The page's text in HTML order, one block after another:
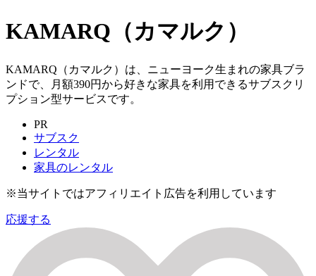
KAMARQ（カマルク）
KAMARQ（カマルク）は、ニューヨーク生まれの家具ブラ
ンドで、月額390円から好きな家具を利用できるサブスクリ
プション型サービスです。
PR
サブスク
レンタル
家具のレンタル
※当サイトではアフィリエイト広告を利用しています
応援する